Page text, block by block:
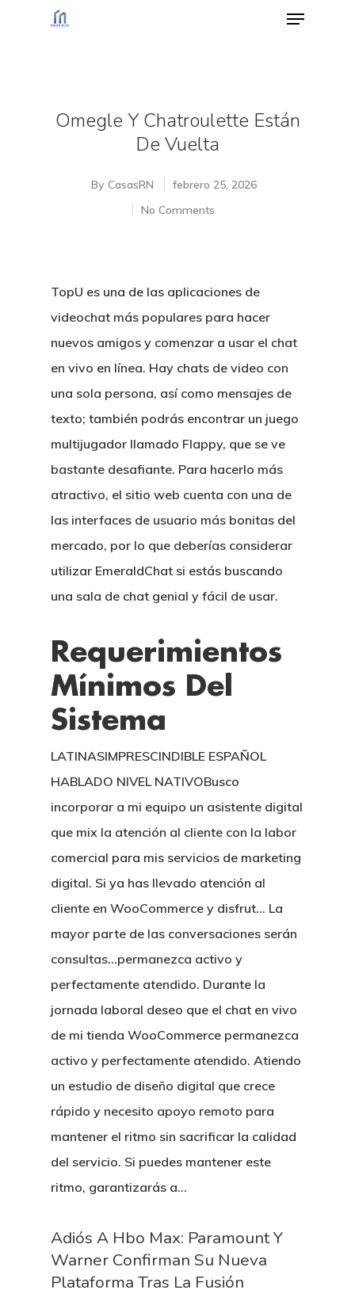
Omegle Y Chatroulette Están
De Vuelta
By CasasRN
febrero 25, 2026
No Comments
TopU es una de las aplicaciones de
videochat más populares para hacer
nuevos amigos y comenzar a usar el chat
en vivo en línea. Hay chats de video con
una sola persona, así como mensajes de
texto; también podrás encontrar un juego
multijugador llamado Flappy, que se ve
bastante desafiante. Para hacerlo más
atractivo, el sitio web cuenta con una de
las interfaces de usuario más bonitas del
mercado, por lo que deberías considerar
utilizar EmeraldChat si estás buscando
una sala de chat genial y fácil de usar.
Requerimientos
Mínimos Del
Sistema
LATINASIMPRESCINDIBLE ESPAÑOL
HABLADO NIVEL NATIVOBusco
incorporar a mi equipo un asistente digital
que mix la atención al cliente con la labor
comercial para mis servicios de marketing
digital. Si ya has llevado atención al
cliente en WooCommerce y disfrut… La
mayor parte de las conversaciones serán
consultas…permanezca activo y
perfectamente atendido. Durante la
jornada laboral deseo que el chat en vivo
de mi tienda WooCommerce permanezca
activo y perfectamente atendido. Atiendo
un estudio de diseño digital que crece
rápido y necesito apoyo remoto para
mantener el ritmo sin sacrificar la calidad
del servicio. Si puedes mantener este
ritmo, garantizarás a…
Adiós A Hbo Max: Paramount Y
Warner Confirman Su Nueva
Plataforma Tras La Fusión